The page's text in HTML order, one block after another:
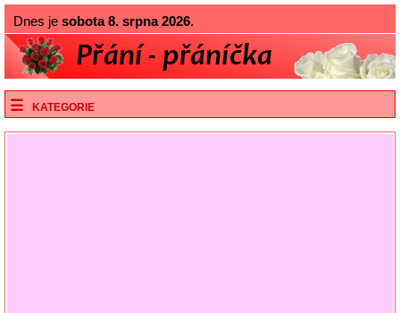
Dnes je sobota 8. srpna 2026.
KATEGORIE